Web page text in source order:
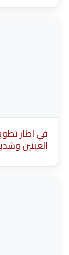
السفير
في اطار
العينين
السفير